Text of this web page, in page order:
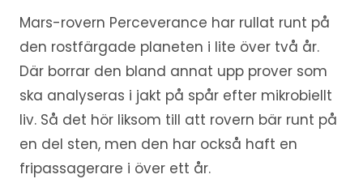
Mars-rovern Perceverance har rullat runt på
den rostfärgade planeten i lite över två år.
Där borrar den bland annat upp prover som
ska analyseras i jakt på spår efter mikrobiellt
liv. Så det hör liksom till att rovern bär runt på
en del sten, men den har också haft en
fripassagerare i över ett år.